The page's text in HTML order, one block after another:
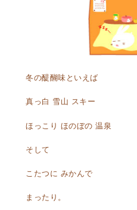
冬の醍醐味といえば
真っ白 雪山 スキー
ほっこり ほのぼの 温泉
そして
こたつに みかんで
まったり。